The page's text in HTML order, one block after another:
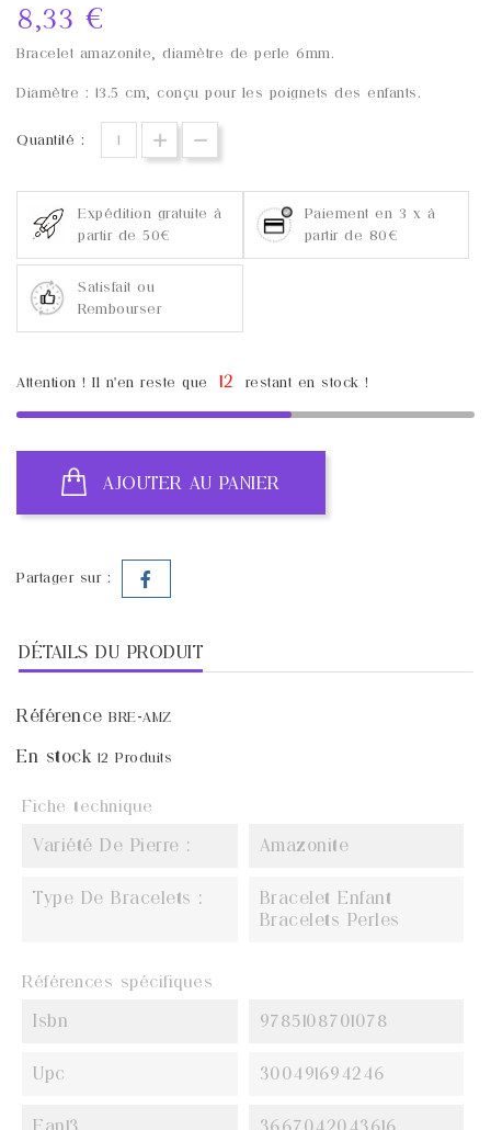
8,33 €
Bracelet amazonite, diamètre de perle 6mm.
Diamètre : 13.5 cm, conçu pour les poignets des enfants.
Quantité :
Expédition gratuite à
partir de 50€
Paiement en 3 x à
partir de 80€
Satisfait ou
Rembourser
Attention ! Il n'en reste que 12 restant en stock !
AJOUTER AU PANIER
Partager sur :
DÉTAILS DU PRODUIT
Référence BRE-AMZ
En stock 12 Produits
Fiche technique
Variété De Pierre : Amazonite
Type De Bracelets :
Bracelet Enfant
Bracelets Perles
Références spécifiques
Isbn 9785108701078
Upc 300491694246